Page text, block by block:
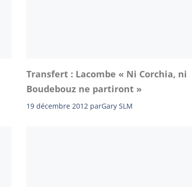
Transfert : Lacombe « Ni Corchia, ni
Boudebouz ne partiront »
19 décembre 2012 parGary SLM